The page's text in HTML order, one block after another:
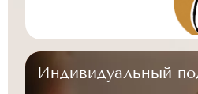
Индивидуальный